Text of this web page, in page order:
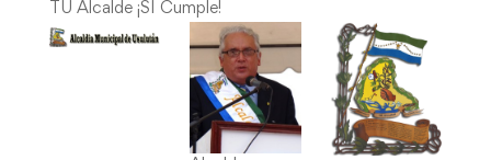
TU Alcalde ¡SI Cumple!